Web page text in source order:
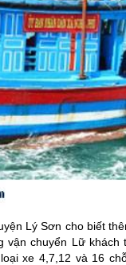
Lý Sơn cho biết
vận chuyển Lữ
xe 4,7,12 và 16